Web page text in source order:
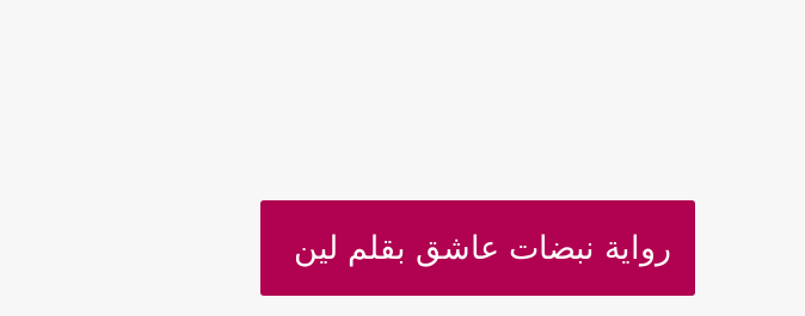
رواية نبضات عاشق بقلم لين